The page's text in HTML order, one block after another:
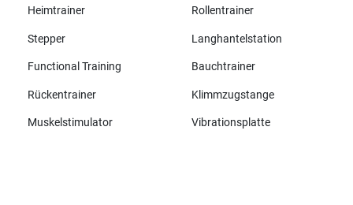
Heimtrainer Rollentrainer
Stepper Langhantelstation
Functional Training Bauchtrainer
Rückentrainer Klimmzugstange
Muskelstimulator Vibrationsplatte